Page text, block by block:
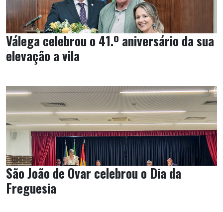
Válega celebrou o 41.º aniversário da sua
elevação a vila
São João de Ovar celebrou o Dia da
Freguesia